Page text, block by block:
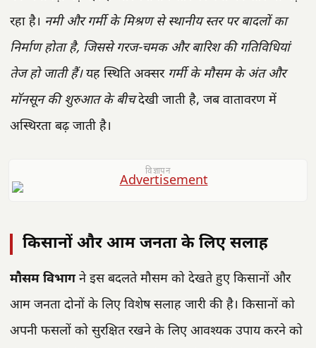
रहा है। नमी और गर्मी के मिश्रण से स्थानीय स्तर पर बादलों का
निर्माण होता है, जिससे गरज-चमक और बारिश की गतिविधियां
तेज हो जाती हैं।यह स्थिति अक्सर गर्मी के मौसम के अंत और
मॉनसून की शुरुआत के बीचदेखी जाती है, जब वातावरण में
अस्थिरता बढ़ जाती है।
विज्ञापन
किसानों और आम जनता के लिए सलाह
मौसम विभागने इस बदलते मौसम को देखते हुए किसानों और
आम जनता दोनों के लिए विशेष सलाह जारी की है। किसानों को
अपनी फसलों को सुरक्षित रखने के लिए आवश्यक उपाय करने को